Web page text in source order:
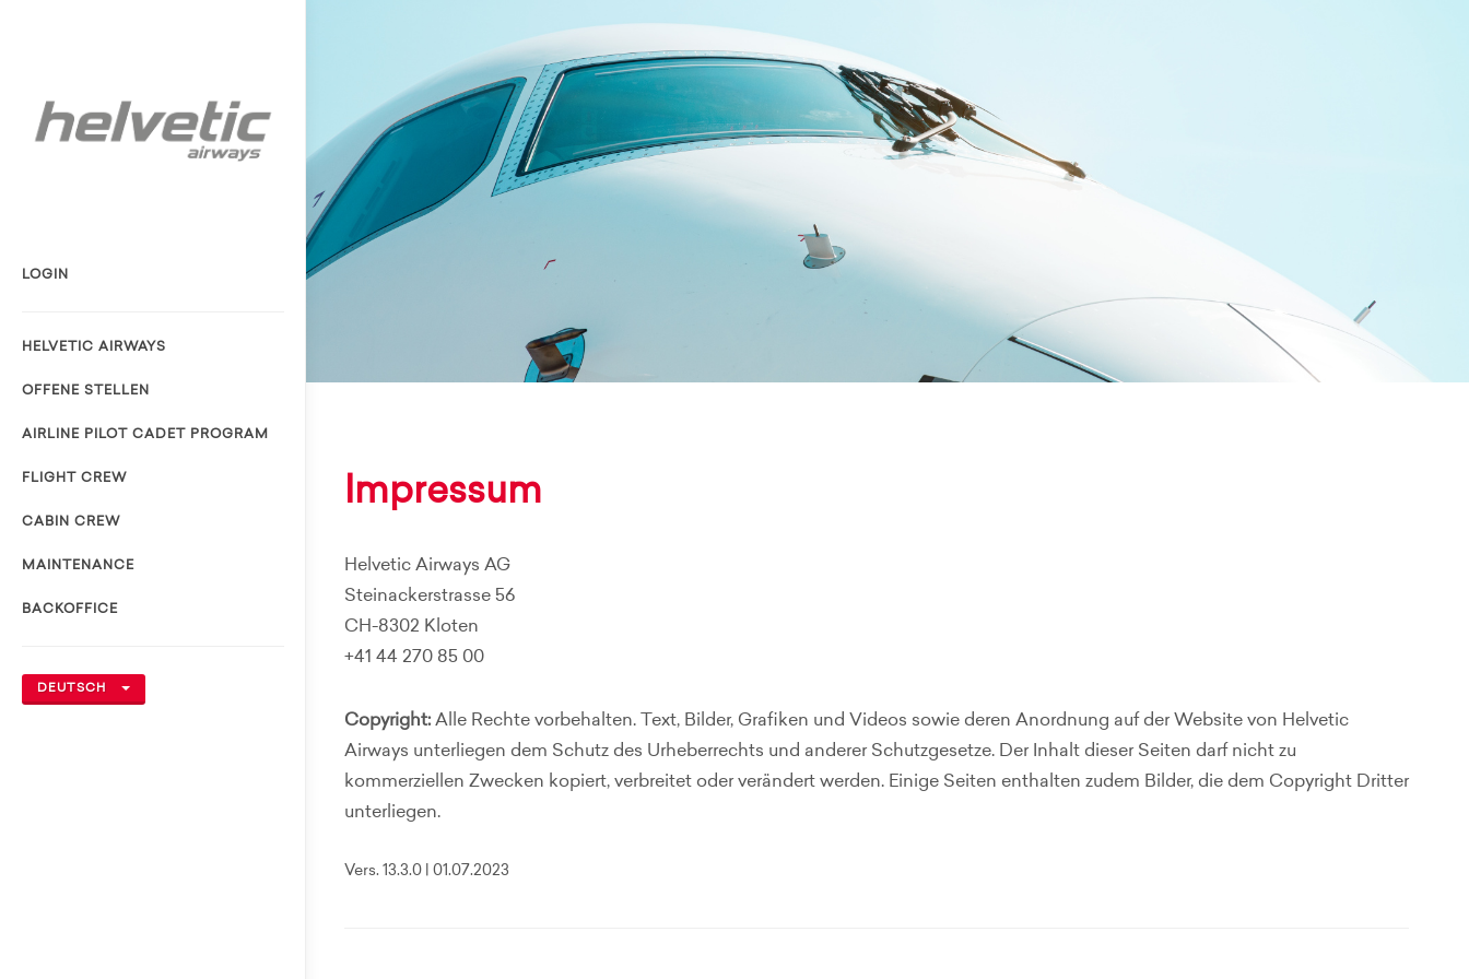
LOGIN
HELVETIC AIRWAYS
OFFENE STELLEN
AIRLINE PILOT CADET PROGRAM
FLIGHT CREW
CABIN CREW
MAINTENANCE
BACKOFFICE
DEUTSCH
Impressum
Helvetic Airways AG
Steinackerstrasse 56
CH-8302 Kloten
+41 44 270 85 00
Copyright: Alle Rechte vorbehalten. Text, Bilder, Grafiken und Videos sowie deren Anordnung auf der Website von Helvetic
Airways unterliegen dem Schutz des Urheberrechts und anderer Schutzgesetze. Der Inhalt dieser Seiten darf nicht zu
kommerziellen Zwecken kopiert, verbreitet oder verändert werden. Einige Seiten enthalten zudem Bilder, die dem Copyright Dritter
unterliegen.
Vers. 13.3.0 | 01.07.2023